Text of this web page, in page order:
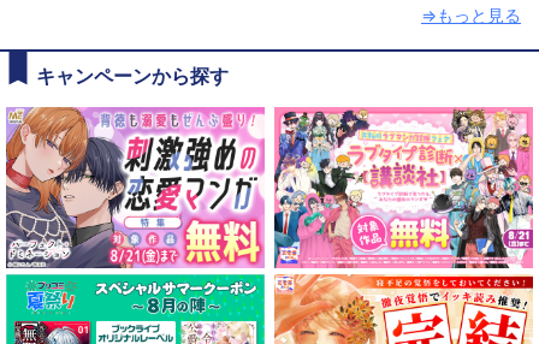
⇒もっと見る
キャンペーンから探す